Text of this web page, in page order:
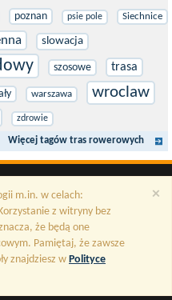
poznan psie pole Siechnice
slowacja
szosowe trasa
warszawa wroclaw
zdrowie
Więcej tagów tras rowerowych
×
m.in. w celach:
z witryny bez
że będą one
Pamiętaj, że zawsze
znajdziesz w Polityce